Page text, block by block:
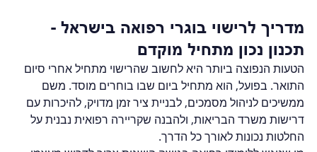
מדריך לרישוי בוגרי רפואה בישראל -
תכנון נכון מתחיל מוקדם
הטעות הנפוצה ביותר היא לחשוב שהרישוי מתחיל אחרי סיום
התואר. בפועל, הוא מתחיל ביום שבו בוחרים מוסד. משם
ממשיכים לניהול מסמכים, לבניית ציר זמן מדויק, להיכרות עם
דרישות משרד הבריאות, ולהבנה שקריירה רפואית נבנית על
החלטות נכונות לאורך כל הדרך.